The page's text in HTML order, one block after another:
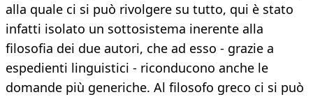
alla quale ci si può rivolgere su tutto, qui è stato
infatti isolato un sottosistema inerente alla
filosofia dei due autori, che ad esso - grazie a
espedienti linguistici - riconducono anche le
domande più generiche. Al filosofo greco ci si può